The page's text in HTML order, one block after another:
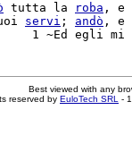
tutta la roba , e
servi ; andò , e
1 ~Ed egli mi
Best viewed with any
reserved by EuloTech SRL -